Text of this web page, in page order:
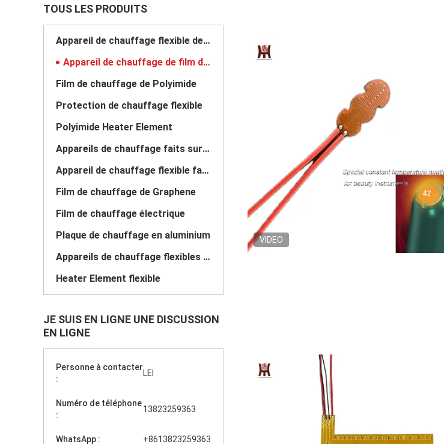
TOUS LES PRODUITS
Appareil de chauffage flexible de film
Appareil de chauffage de film de pi
Film de chauffage de Polyimide
Protection de chauffage flexible
Polyimide Heater Element
Appareils de chauffage faits sur commande de Polyimide
Appareil de chauffage flexible fait sur commande
Film de chauffage de Graphene
Film de chauffage électrique
Plaque de chauffage en aluminium
Appareils de chauffage flexibles de Polyimide
Heater Element flexible
JE SUIS EN LIGNE UNE DISCUSSION
EN LIGNE
Personne à contacter
:
LEI
Numéro de téléphone
:
13823259363
WhatsApp : +8613823259363
VIDEO